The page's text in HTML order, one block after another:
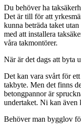
Du behöver ha
Det är till för att
kunna beträda taket
med att installera
våra takmontörer.
När är det dags att byta
Det kan vara svårt för
takbyte. Men det finns
betongpannor är
undertaket. Ni kan även
Behöver man bygglov